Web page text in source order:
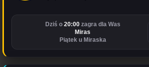
Dziś o 20:00zagra dla Was
Miras
Piątek u Miraska